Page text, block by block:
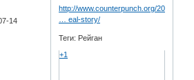
14
http://www.counterpunch.org/2012/07/
… eal-story/
Теги: Рейган
+1